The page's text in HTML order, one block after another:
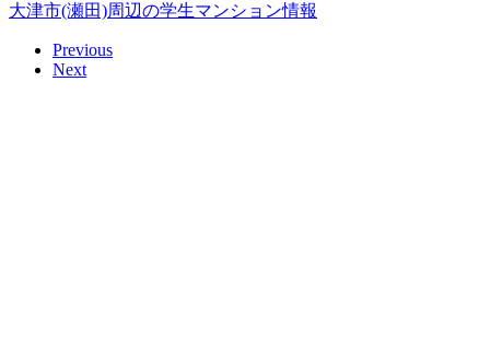
大津市(瀬田)周辺の学生マンション情報
Previous
Next